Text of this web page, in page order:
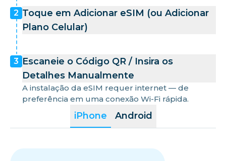
iPhone Android
2 Toque em Adicionar eSIM (ou Adicionar
Plano Celular)
3 Escaneie o Código QR / Insira os
Detalhes Manualmente
A instalação da eSIM requer internet — de
preferência em uma conexão Wi-Fi rápida.